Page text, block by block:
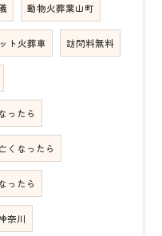
動物火葬葉山町
ト火葬車 訪問料無料
ったら
くなったら
ったら
奈川